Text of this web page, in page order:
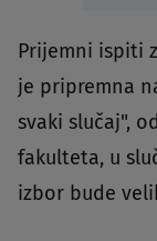
Prijemni ispiti
je pripremna
svaki slučaj",
fakulteta, u
izbor bude